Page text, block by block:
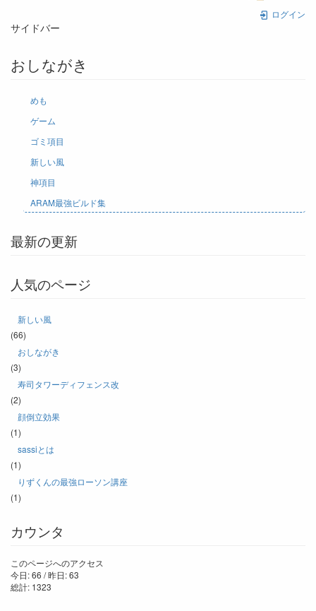
ログイン
サイドバー
おしながき
めも
ゲーム
ゴミ項目
新しい風
神項目
ARAM最強ビルド集
最新の更新
人気のページ
新しい風
(66)
おしながき
(3)
寿司タワーディフェンス改
(2)
顔倒立効果
(1)
sassiとは
(1)
りずくんの最強ローソン講座
(1)
カウンタ
このページへのアクセス
今日: 66 / 昨日: 63
総計: 1323